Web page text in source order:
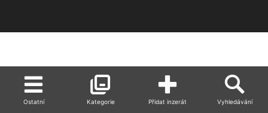
Kategorie
Ostatní Přidat inzerát Vyhledávání